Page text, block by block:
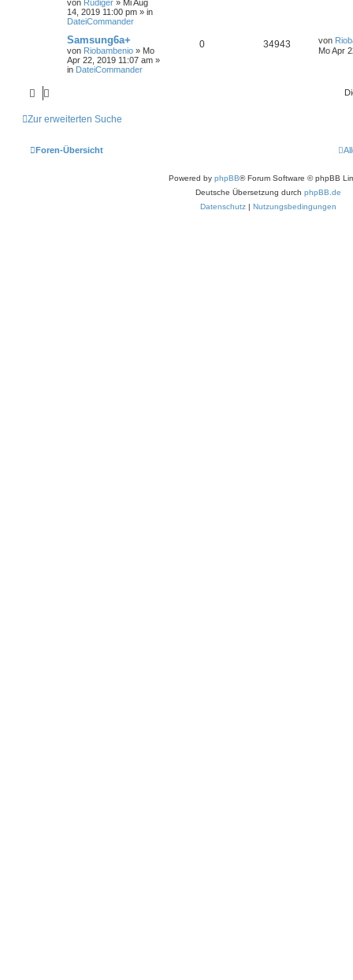
von Rüdiger » Mi Aug
14, 2019 11:00 pm » in
DateiCommander
Samsung6a+
von Riobambenio » Mo
Apr 22, 2019 11:07 am »
in DateiCommander
0 34943 von
Mo Apr
Zur erweiterten Suche
Foren-Übersicht
Powered by phpBB® Forum Software © phpBB
Deutsche Übersetzung durch phpBB.de
Datenschutz | Nutzungsbedingungen